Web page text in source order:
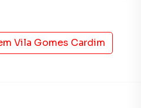
Vila Gomes Cardim